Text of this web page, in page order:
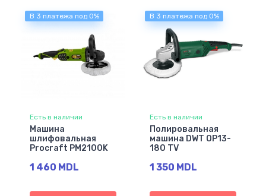
В 3 платежа под 0%
Есть в наличии
Машина
шлифовальная
Procraft PM2100K
1 460 MDL
В 3 платежа под 0%
Есть в наличии
Полировальная
машина DWT OP13-
180 TV
1 350 MDL